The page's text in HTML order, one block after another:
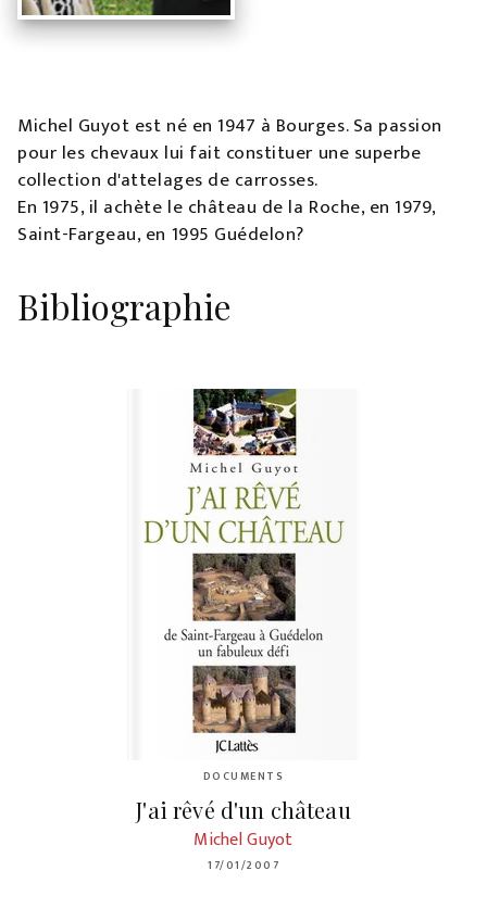
Michel Guyot est né en 1947 à Bourges. Sa passion
pour les chevaux lui fait constituer une superbe
collection d'attelages de carrosses.
En 1975, il achète le château de la Roche, en 1979,
Saint-Fargeau, en 1995 Guédelon?
Bibliographie
DOCUMENTS
J'ai rêvé d'un château
Michel Guyot
17/01/2007